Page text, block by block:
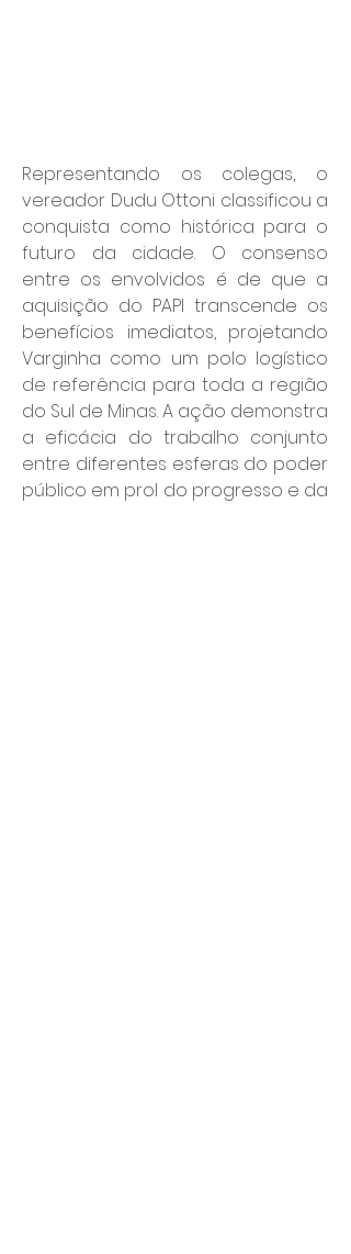
Representando os colegas, o
vereador Dudu Ottoni classificou a
conquista como histórica para o
futuro da cidade. O consenso
entre os envolvidos é de que a
aquisição do PAPI transcende os
benefícios imediatos, projetando
Varginha como um polo logístico
de referência para toda a região
do Sul de Minas. A ação demonstra
a eficácia do trabalho conjunto
entre diferentes esferas do poder
público em prol do progresso e da